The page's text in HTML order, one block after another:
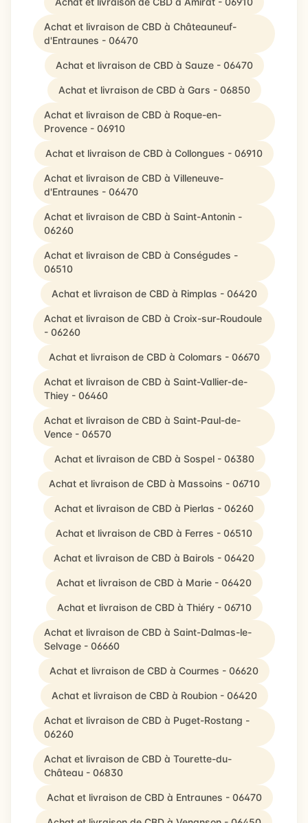
Achat et livraison de CBD à Châteauneuf-
d'Entraunes - 06470
Achat et livraison de CBD à Sauze - 06470
Achat et livraison de CBD à Gars - 06850
Achat et livraison de CBD à Roque-en-
Provence - 06910
Achat et livraison de CBD à Collongues - 06910
Achat et livraison de CBD à Villeneuve-
d'Entraunes - 06470
Achat et livraison de CBD à Saint-Antonin -
06260
Achat et livraison de CBD à Conségudes -
06510
Achat et livraison de CBD à Rimplas - 06420
Achat et livraison de CBD à Croix-sur-Roudoule
- 06260
Achat et livraison de CBD à Colomars - 06670
Achat et livraison de CBD à Saint-Vallier-de-
Thiey - 06460
Achat et livraison de CBD à Saint-Paul-de-
Vence - 06570
Achat et livraison de CBD à Sospel - 06380
Achat et livraison de CBD à Massoins - 06710
Achat et livraison de CBD à Pierlas - 06260
Achat et livraison de CBD à Ferres - 06510
Achat et livraison de CBD à Bairols - 06420
Achat et livraison de CBD à Marie - 06420
Achat et livraison de CBD à Thiéry - 06710
Achat et livraison de CBD à Saint-Dalmas-le-
Selvage - 06660
Achat et livraison de CBD à Courmes - 06620
Achat et livraison de CBD à Roubion - 06420
Achat et livraison de CBD à Puget-Rostang -
06260
Achat et livraison de CBD à Tourette-du-
Château - 06830
Achat et livraison de CBD à Entraunes - 06470